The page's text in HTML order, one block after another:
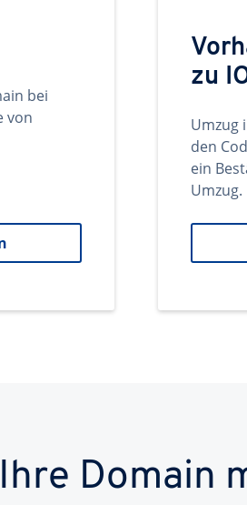
bei
von
zu
Umzug
den
ein
Umzug.
Domain